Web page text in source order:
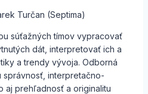
Turčan (Septima)
súťažných tímov vypracovať
dát, interpretovať ich a
a trendy vývoja. Odborná
správnosť, interpretačno-
aj prehľadnosť a originalitu